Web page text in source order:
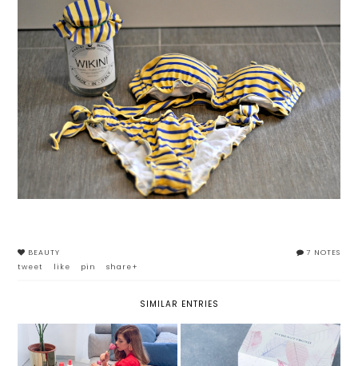
7 NOTES
BEAUTY
tweet
like pin share+
SIMILAR ENTRIES